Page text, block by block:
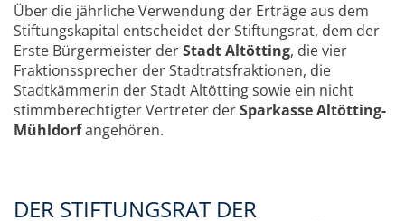
Über die jährliche Verwendung der Erträge aus dem
Stiftungskapital entscheidet der Stiftungsrat, dem der
Erste Bürgermeister derStadt Altötting, die vier
Fraktionssprecher der Stadtratsfraktionen, die
Stadtkämmerin der Stadt Altötting sowie ein nicht
stimmberechtigter Vertreter derSparkasse Altötting-
Mühldorfangehören.
DER STIFTUNGSRAT DER